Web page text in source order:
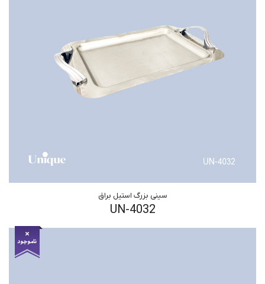
سینی بزرگ استیل براق
UN-4032